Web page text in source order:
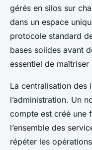
gérés en silos sur
dans un espace
protocole standard
bases solides avant
essentiel de maîtriser
La centralisation des
l’administration. Un
compte est créé une
l’ensemble des
répéter les